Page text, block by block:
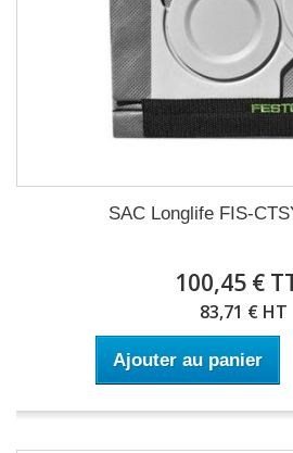
SAC Longlife FIS-
100,45 €
83,71 € HT
Ajouter au panier